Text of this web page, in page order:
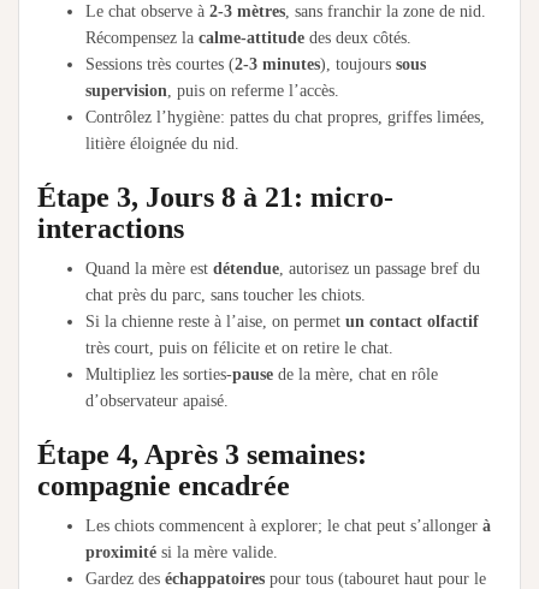
Le chat observe à 2-3 mètres , sans franchir la zone de nid.
Récompensez la calme-attitude des deux côtés.
Sessions très courtes (2-3 minutes), toujours sous
supervision , puis on referme l’accès.
Contrôlez l’hygiène: pattes du chat propres, griffes limées,
litière éloignée du nid.
Étape 3, Jours 8 à 21: micro-
interactions
Quand la mère est détendue , autorisez un passage bref du
chat près du parc, sans toucher les chiots.
Si la chienne reste à l’aise, on permet un contact olfactif
très court, puis on félicite et on retire le chat.
Multipliez les sorties-pause de la mère, chat en rôle
d’observateur apaisé.
Étape 4, Après 3 semaines:
compagnie encadrée
Les chiots commencent à explorer; le chat peut s’allonger à
proximité si la mère valide.
Gardez des échappatoires pour tous (tabouret haut pour le